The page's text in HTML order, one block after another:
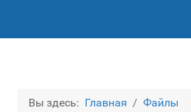
Вы здесь: Главная
Файлы